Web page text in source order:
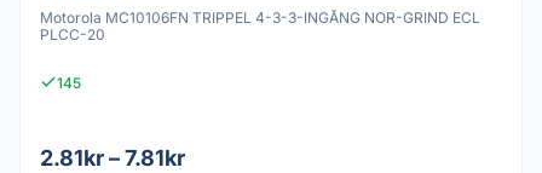
Motorola MC10106FN TRIPPEL 4-3-3-INGÅNG NOR-GRIND ECL
PLCC-20
145
2.81kr – 7.81kr